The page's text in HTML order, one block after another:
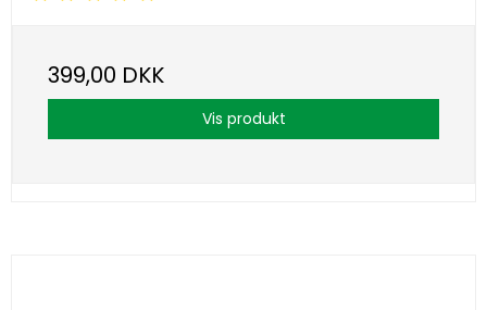
399,00 DKK
Vis produkt